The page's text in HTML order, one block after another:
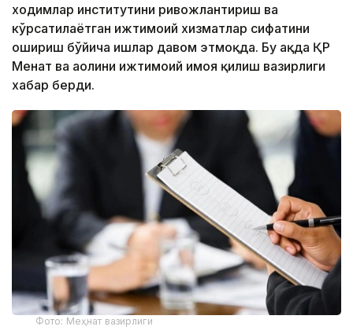
ходимлар институтини ривожлантириш ва
кўрсатилаётган ижтимоий хизматлар сифатини
ошириш бўйича ишлар давом этмоқда. Бу ҳақда ҚР
Меҳнат ва аҳолини ижтимоий ҳимоя қилиш вазирлиги
хабар берди.
Фото: Меҳнат вазирлиги